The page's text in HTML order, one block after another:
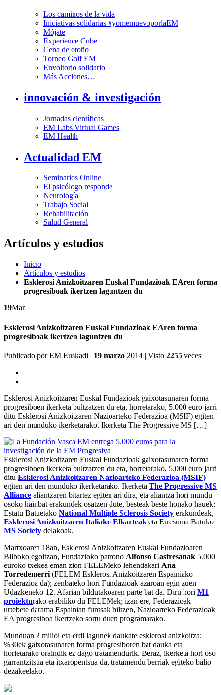
Los caminos de la vida
Iniciativas solidarias #yomemuevoporlaEM
Mójate
Experience Cube
Cena de otoño
Torneo Golf EM
Envoltorio solidario
Más Acciones…
innovación & investigación
Jornadas científicas
EM Labs Virtual Games
EM Health
Actualidad EM
Seminarios Online
El psicólogo responde
Neurología
Trabajo Social
Rehabilitación
Salud General
Artículos y estudios
Inicio
Artículos y estudios
Esklerosi Anizkoitzaren Euskal Fundazioak EAren forma
progresiboak ikertzen laguntzen du
19Mar
Esklerosi Anizkoitzaren Euskal Fundazioak EAren forma
progresiboak ikertzen laguntzen du
Publicado porEM Euskadi | 19 marzo 2014 | Visto 2255 veces
Esklerosi Anizkoitzaren Euskal Fundazioak gaixotasunaren forma
progresiboen ikerketa bultzatzen du eta, horretarako, 5.000 euro jarri
ditu Esklerosi Anizkoitzaren Nazioarteko Federazioa (MSIF) egiten
ari den munduko ikerketarako. Ikerketa The Progressive MS […]
Esklerosi Anizkoitzaren Euskal Fundazioak gaixotasunaren forma
progresiboen ikerketa bultzatzen du eta, horretarako, 5.000 euro jarri
ditu Esklerosi Anizkoitzaren Nazioarteko Federazioa (MSIF)
egiten ari den munduko ikerketarako. Ikerketa The Progressive MS
Alliance aliantzaren bitartez egiten ari dira, eta aliantza hori mundu
osoko hainbat erakundek osatzen dute, besteak beste honako hauek:
Estatu Batuetako National Multiple Sclerosis Society erakundeak,
Esklerosi Anizkoitzaren Italiako Elkarteak eta Erresuma Batuko
MS Society delakoak.
Martxoaren 18an, Esklerosi Anizkoitzaren Euskal Fundazioaren
Bilboko egoitzan, Fundazioko patrono Alfonso Castresanak 5.000
euroko txekea eman zion FELEMeko lehendakari Ana
Torredemerri (FELEM Esklerosi Anizkoitzaren Espainiako
Federazioa da); zenbateko hori Fundazioak azaroan egin zuen
Udazkeneko 12. Afarian bildutakoaren parte bat da. Diru hori M1
proiekturako erabiliko du FELEMek; izan ere, Federazioak
urtebete darama Espainian funtsak biltzen, Nazioarteko Federazioak
EA progresiboa ikertzeko sortu duen programarako.
Munduan 2 milioi eta erdi lagunek daukate esklerosi anizkoitza;
%30ek gaixotasunaren forma progresiboren bat dauka eta
horietarako oraindik ez dago tratamendurik. Beraz, ikerketa hori oso
garrantzitsua eta itxaropentsua da, tratamendu berriak egiteko balio
dezakeelako.